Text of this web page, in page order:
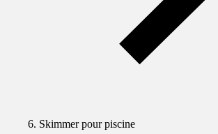
Skimmer pour piscine